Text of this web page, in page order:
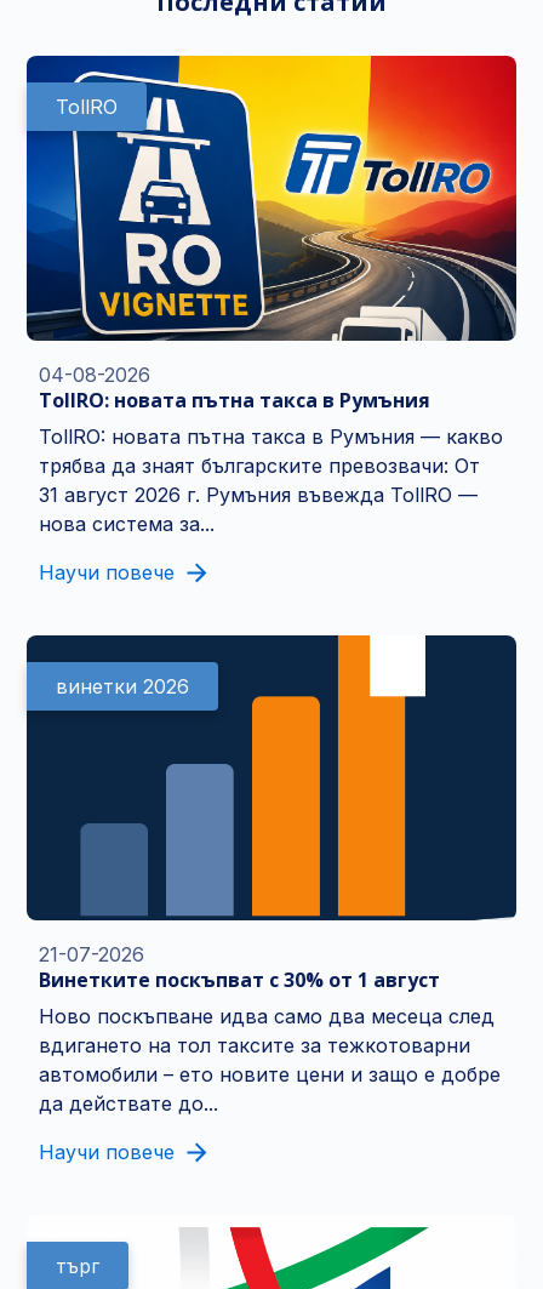
TollRO
04-08-2026
TollRO: новата пътна такса в Румъния
TollRO: новата пътна такса в Румъния — какво
трябва да знаят българските превозвачи: От
31 август 2026 г. Румъния въвежда TollRO —
нова система за...
Научи повече
винетки 2026
21-07-2026
Винетките поскъпват с 30% от 1 август
Ново поскъпване идва само два месеца след
вдигането на тол таксите за тежкотоварни
автомобили – ето новите цени и защо е добре
да действате до...
Научи повече
търг